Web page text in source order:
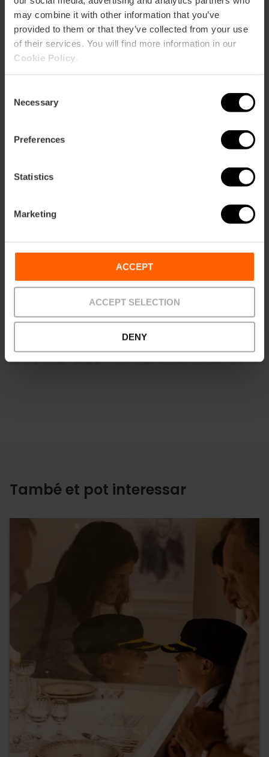
may combine it with other information that you’ve
provided to them or that they’ve collected from your use
of their services. You will find more information in our
Cookie Policy
Selection
Necessary
Preferences
Statistics
Marketing
ACCEPT
ACCEPT SELECTION
DENY
Palacio de Valeriola, C. del Mar, Valencia, España
També et pot interessar